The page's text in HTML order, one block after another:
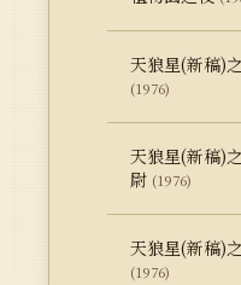
天狼星(新稿)
(1976)
天狼星(新稿)
尉 (1976)
天狼星(新稿)
(1976)